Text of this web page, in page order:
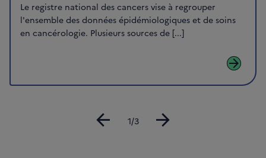
Le registre national des cancers vise à regrouper
l'ensemble des données épidémiologiques et de soins
en cancérologie. Plusieurs sources de [...]
arrow_forward
arrow_back arrow_forward
Diapositive
1/3